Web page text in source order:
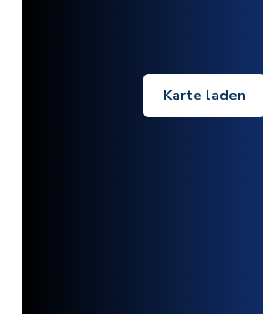
Karte laden